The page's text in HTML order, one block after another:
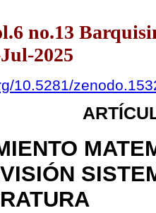
no.13
2025
10.5281/